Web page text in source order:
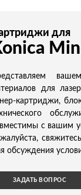
для
для
картриджи,
с вашим
обсуждения
ЗАДАТЬ ВОПРОС